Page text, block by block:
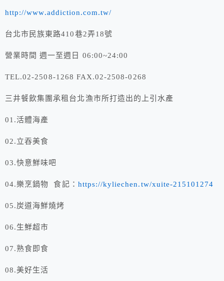
http://www.addiction.com.tw/
台北市民族東路410巷2弄18號
營業時間 週一至週日 06:00~24:00
TEL.02-2508-1268 FAX.02-2508-0268
三井餐飲集團承租台北漁市所打造出的上引水產
01.活體海產
02.立吞美食
03.快意鮮味吧
04.樂烹鍋物 食記： https://kyliechen.tw/xuite-215101274
05.炭道海鮮燒烤
06.生鮮超市
07.熟食即食
08.美好生活